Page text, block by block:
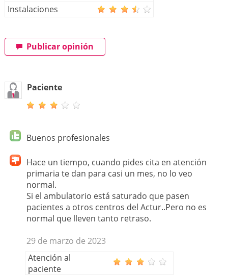
Instalaciones
Publicar opinión
Paciente
Buenos profesionales
Hace un tiempo, cuando pides cita en atención
primaria te dan para casi un mes, no lo veo
normal.
Si el ambulatorio está saturado que pasen
pacientes a otros centros del Actur..Pero no es
normal que lleven tanto retraso.
29 de marzo de 2023
Atención al
paciente